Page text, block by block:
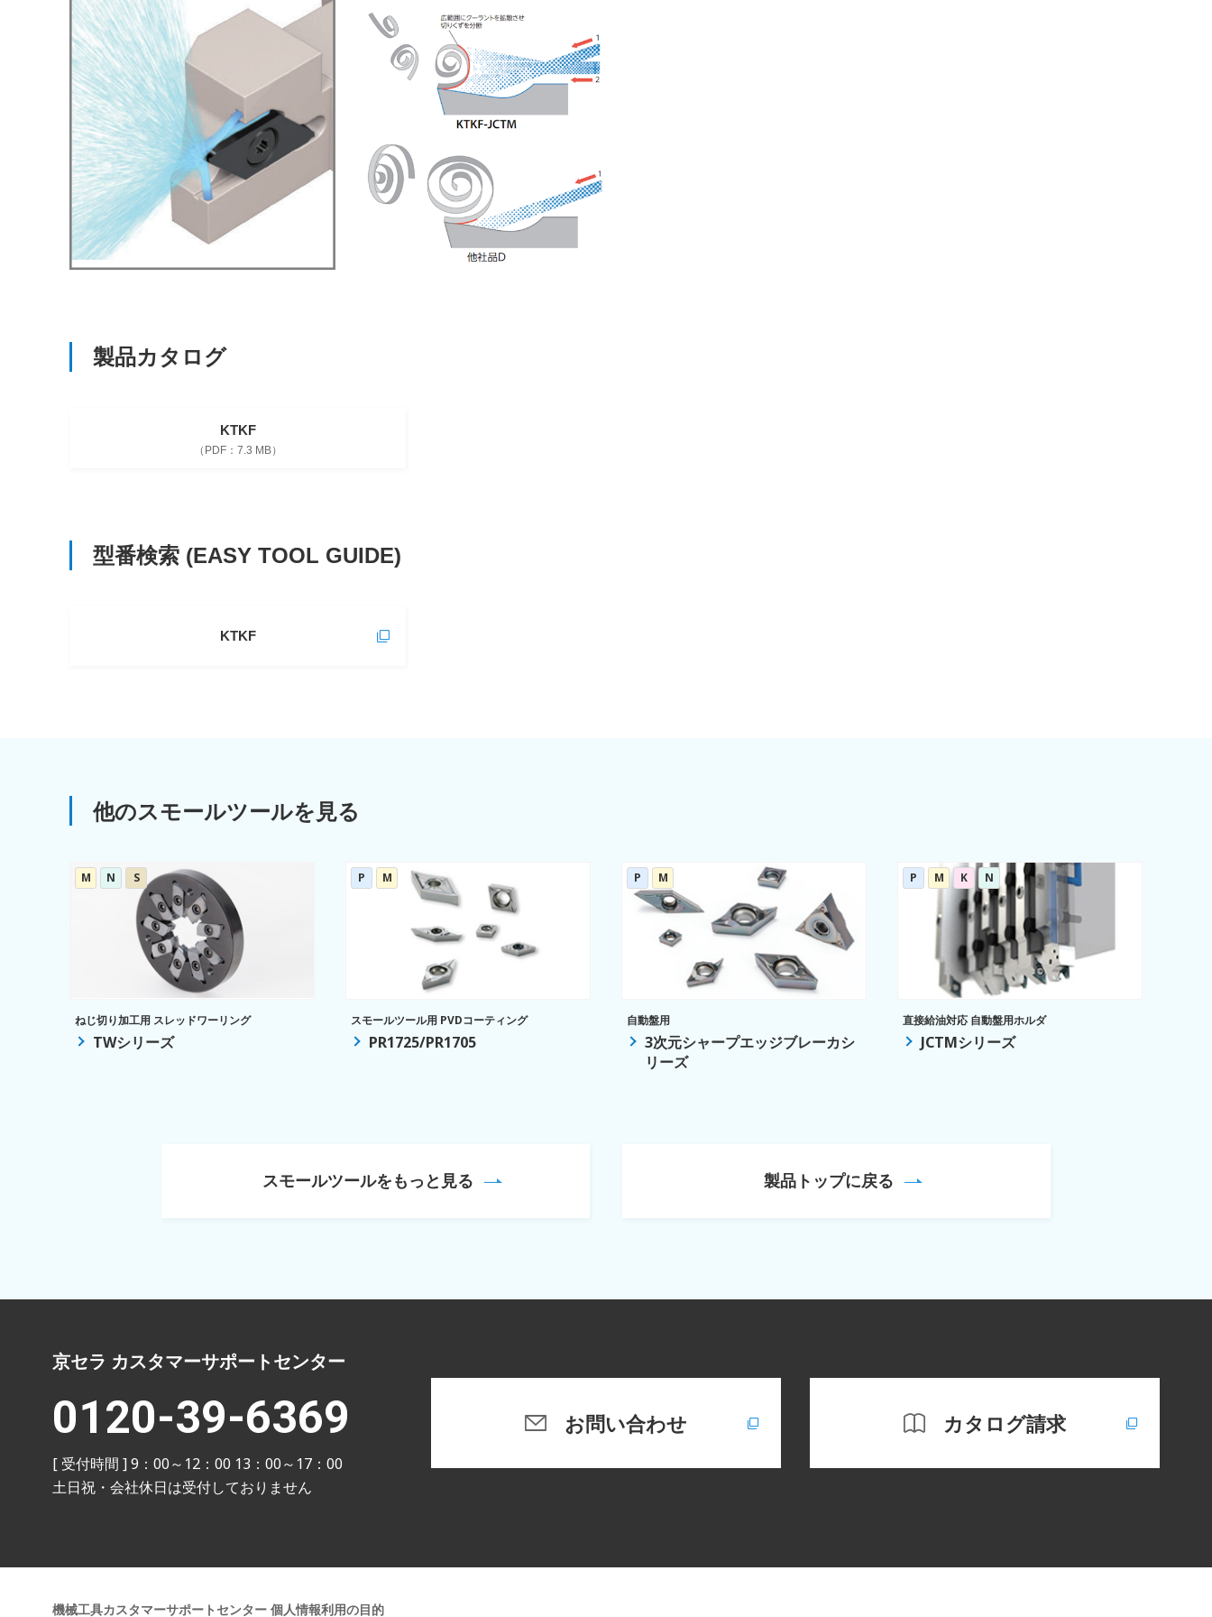
製品カタログ
KTKF
7.3 MB
型番検索 (EASY TOOL GUIDE)
KTKF
他のスモールツールを見る
ねじ切り加工用 スレッドワーリング
TWシリーズ
M N S
スモールツール用 PVDコーティング
PR1725/PR1705
P M
自動盤用
3次元シャープエッジブレーカシ
リーズ
P M
直接給油対応 自動盤用ホルダ
JCTMシリーズ
P M K N
スモールツールをもっと見る 製品トップに戻る
京セラ カスタマーサポートセンター
0120-39-6369
[ 受付時間 ] 9：00～12：00 13：00～17：00
土日祝・会社休日は受付しておりません
お問い合わせ カタログ請求
機械工具カスタマーサポートセンター 個人情報利用の目的